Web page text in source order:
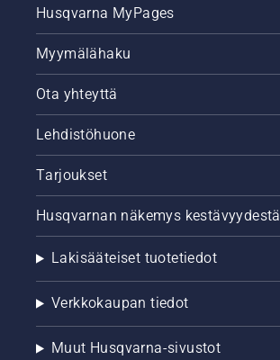
Husqvarna MyPages
Myymälähaku
Ota yhteyttä
Lehdistöhuone
Tarjoukset
Husqvarnan näkemys kestävyydestä
Lakisääteiset tuotetiedot
Verkkokaupan tiedot
Muut Husqvarna-sivustot